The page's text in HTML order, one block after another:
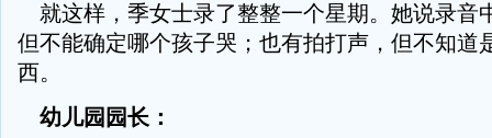
就这样，季女士录了整整一个星期。她说录音
但不能确定哪个孩子哭；也有拍打声，但不知道
西。
幼儿园园长：